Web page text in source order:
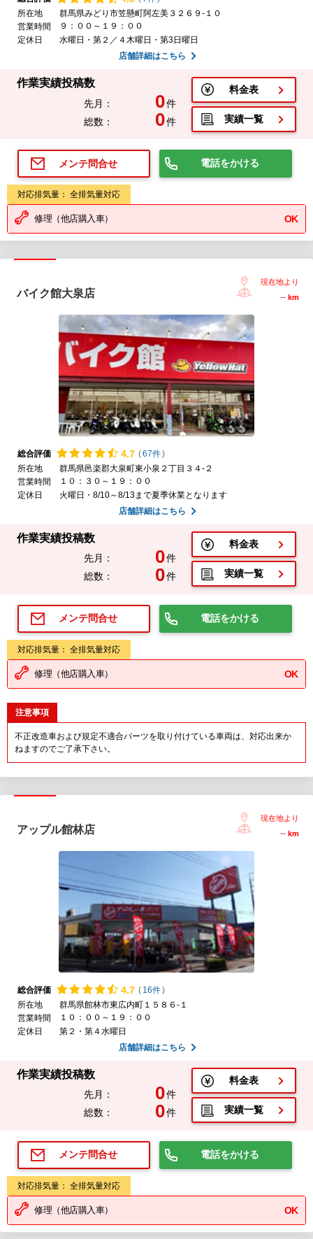
所在地
群馬県みどり市笠懸町阿左美３２６９-１０
営業時間
９：００～１９：００
定休日
水曜日・第２／４木曜日・第3日曜日
店舗詳細はこちら
作業実績投稿数
先月： 0件
総数：
0件
料金表
実績一覧
メンテ問合せ 電話をかける
対応排気量： 全排気量対応
修理（他店購入車） OK
バイク館大泉店
現在地より
-- km
総合評価 4.7 (67件)
所在地
群馬県邑楽郡大泉町東小泉２丁目３４-２
営業時間
１０：３０～１９：００
定休日
火曜日・8/10～8/13まで夏季休業となります
店舗詳細はこちら
作業実績投稿数
先月： 0件
総数：
0件
料金表
実績一覧
メンテ問合せ 電話をかける
対応排気量： 全排気量対応
修理（他店購入車） OK
注意事項
不正改造車および規定不適合パーツを取り付けている車両は、対応出来か
ねますのでご了承下さい。
アップル館林店
現在地より
-- km
総合評価 4.7 ( 16件)
所在地
群馬県館林市東広内町１５８６-１
営業時間
１０：００～１９：００
定休日
第２・第４水曜日
店舗詳細はこちら
作業実績投稿数
先月： 0件
総数：
0件
料金表
実績一覧
メンテ問合せ 電話をかける
対応排気量： 全排気量対応
修理（他店購入車） OK